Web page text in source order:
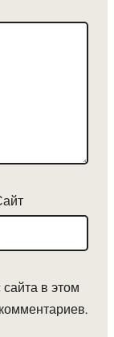
в этом